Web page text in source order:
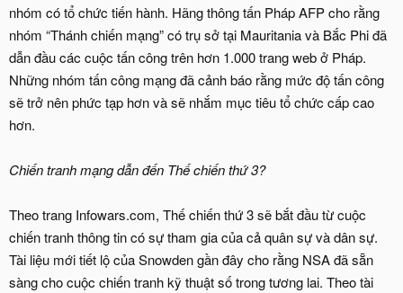
nhóm có tổ chức tiến hành. Hãng thông tấn Pháp AFP cho rằng
nhóm “Thánh chiến mạng” có trụ sở tại Mauritania và Bắc Phi đã
dẫn đầu các cuộc tấn công trên hơn 1.000 trang web ở Pháp.
Những nhóm tấn công mạng đã cảnh báo rằng mức độ tấn công
sẽ trở nên phức tạp hơn và sẽ nhắm mục tiêu tổ chức cấp cao
hơn.
Chiến tranh mạng dẫn đến Thế chiến thứ 3?
Theo trang Infowars.com, Thế chiến thứ 3 sẽ bắt đầu từ cuộc
chiến tranh thông tin có sự tham gia của cả quân sự và dân sự.
Tài liệu mới tiết lộ của Snowden gần đây cho rằng NSA đã sẵn
sàng cho cuộc chiến tranh kỹ thuật số trong tương lai. Theo tài